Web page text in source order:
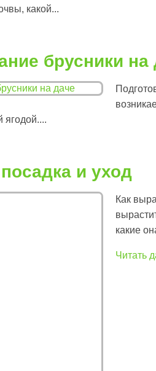
какой...
брусники на
ягодой....
и уход
Как
какие
Читать